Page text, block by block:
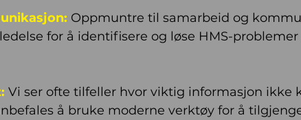
Oppmuntre til samarbeid og
for å identifisere og løse HMS-
Vi ser ofte tilfeller hvor viktig informasjon ikke
å bruke moderne verktøy for å